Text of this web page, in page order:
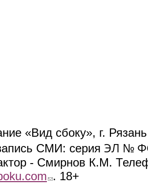
«Вид сбоку», г.
СМИ: серия ЭЛ №
- Смирнов К.М.
(link sends e-mail)
. 18+